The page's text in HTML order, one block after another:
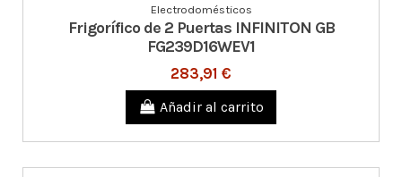
Electrodomésticos
Frigorífico de 2 Puertas INFINITON GB
FG239D16WEV1
283,91 €
Añadir al carrito